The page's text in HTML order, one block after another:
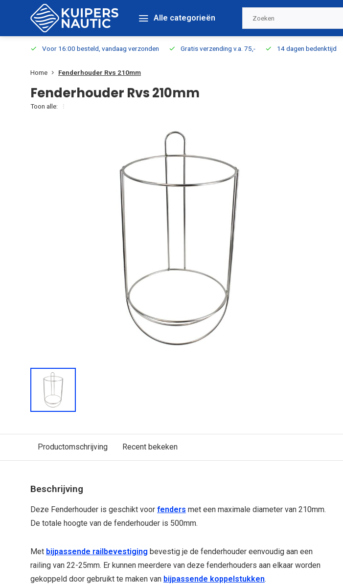
Alle categorieën
Voor 16:00 besteld, vandaag verzonden Gratis verzending v.a. 75,- 14 dagen bedenktijd
Home Fenderhouder Rvs 210mm
Fenderhouder Rvs 210mm
Toon alle:
Productomschrijving Recent bekeken
Beschrijving
Deze Fenderhouder is geschikt voor fenders met een maximale diameter van 210mm.
De totale hoogte van de fenderhouder is 500mm.
Met bijpassende railbevestiging bevestig je de fenderhouder eenvoudig aan een
railing van 22-25mm. Er kunnen meerdere van deze fenderhouders aan elkaar worden
gekoppeld door gebruikt te maken van bijpassende koppelstukken.